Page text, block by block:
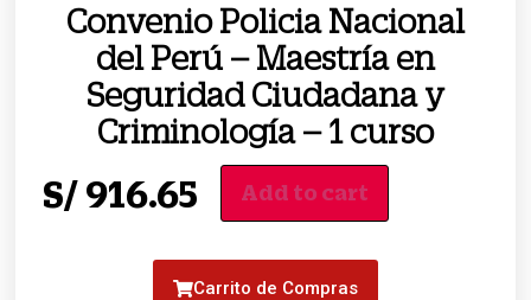
Convenio Policia Nacional
del Perú – Maestría en
Seguridad Ciudadana y
Criminología – 1 curso
S/ 916.65 Add to cart
Carrito de Compras